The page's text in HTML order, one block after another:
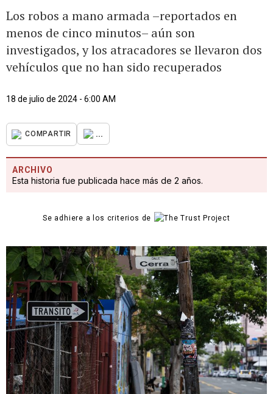
Los robos a mano armada –reportados en
menos de cinco minutos– aún son
investigados, y los atracadores se llevaron dos
vehículos que no han sido recuperados
18 de julio de 2024 - 6:00 AM
COMPARTIR ...
ARCHIVO
Esta historia fue publicada hace más de 2 años.
Se adhiere a los criterios de